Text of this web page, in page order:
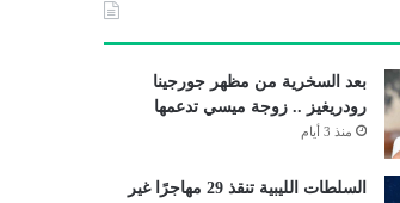
بعد السخرية من مظهر جورجينا
رودريغيز .. زوجة ميسي تدعمها
منذ 3 أيام
السلطات الليبية تنقذ 29 مهاجرًا غير